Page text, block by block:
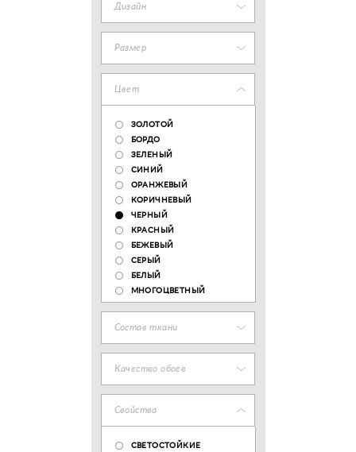
Дизайн
Размер
Цвет
ЗОЛОТОЙ
БОРДО
ЗЕЛЕНЫЙ
СИНИЙ
ОРАНЖЕВЫЙ
КОРИЧНЕВЫЙ
ЧЕРНЫЙ
КРАСНЫЙ
БЕЖЕВЫЙ
СЕРЫЙ
БЕЛЫЙ
МНОГОЦВЕТНЫЙ
Состав ткани
Качество обоев
Свойства
СВЕТОСТОЙКИЕ